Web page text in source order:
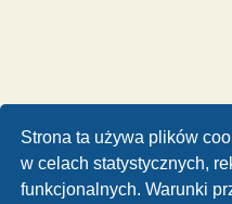
Strona ta używa plików
w celach statystycznych,
funkcjonalnych. Warunki